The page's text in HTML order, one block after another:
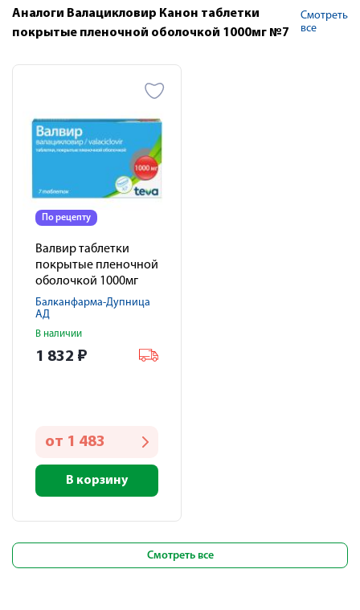
Аналоги Валацикловир Канон таблетки
покрытые пленочной оболочкой 1000мг №7
Смотреть
все
По рецепту
Валвир таблетки
покрытые пленочной
оболочкой 1000мг
№7
Балканфарма-Дупница
АД
В наличии
1 832 ₽
от 1 483
В корзину
Смотреть все